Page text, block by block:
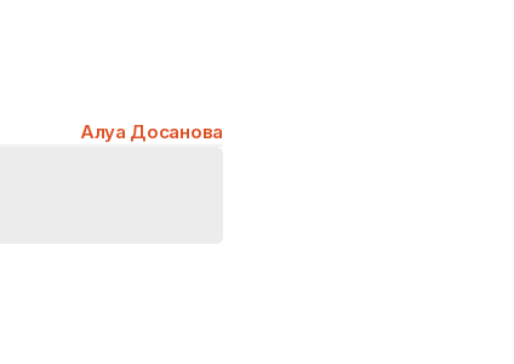
Алуа Досанова